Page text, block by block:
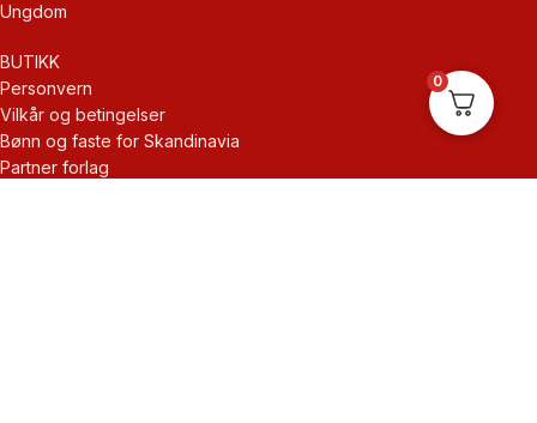
Ungdom
BUTIKK
Personvern
Vilkår og betingelser
Bønn og faste for Skandinavia
Partner forlag
0